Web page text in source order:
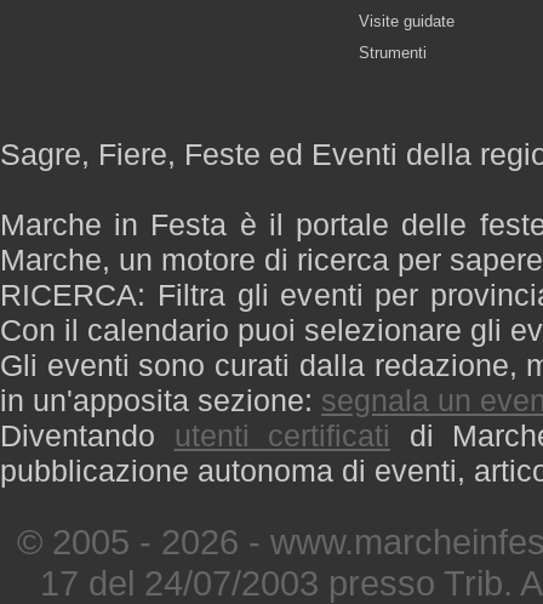
Visite guidate
Strumenti
Sagre, Fiere, Feste ed Eventi della
Marche in Festa è il portale delle
Marche, un motore di ricerca per
RICERCA: Filtra gli eventi per
Con il calendario puoi selezionare gli
Gli eventi sono curati dalla redazione,
in un'apposita sezione: segnala un
Diventando utenti certificati di
pubblicazione autonoma di eventi,
© 2005 - 2026 -
17 del 24/07/2003 presso Trib.